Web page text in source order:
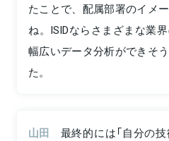
たことで、配属部署のイメ
ね。ISIDならさまざまな業
幅広いデータ分析ができそ
た。
山田
最終的には「自分の